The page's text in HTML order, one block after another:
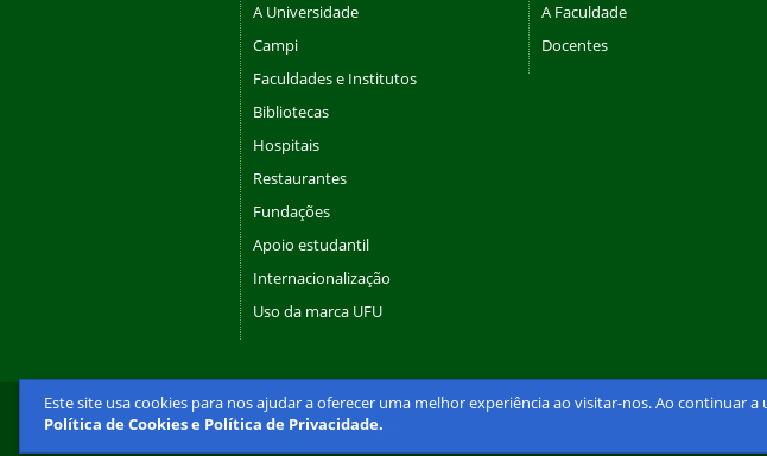
Este site usa cookies para nos ajudar a oferecer uma melhor experiência ao visitar-nos. Ao continuar
Política de Cookies e Política de Privacidade.
A Universidade
Campi
Faculdades e Institutos
Bibliotecas
Hospitais
Restaurantes
Fundações
Apoio estudantil
Internacionalização
Uso da marca UFU
A Faculdade
Docentes